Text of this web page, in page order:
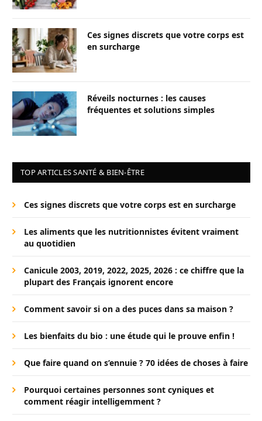
Ces signes discrets que votre corps est
en surcharge
Réveils nocturnes : les causes
fréquentes et solutions simples
TOP ARTICLES SANTÉ & BIEN-ÊTRE
Ces signes discrets que votre corps est en surcharge
Les aliments que les nutritionnistes évitent vraiment
au quotidien
Canicule 2003, 2019, 2022, 2025, 2026 : ce chiffre que la
plupart des Français ignorent encore
Comment savoir si on a des puces dans sa maison ?
Les bienfaits du bio : une étude qui le prouve enfin !
Que faire quand on s’ennuie ? 70 idées de choses à faire
Pourquoi certaines personnes sont cyniques et
comment réagir intelligemment ?